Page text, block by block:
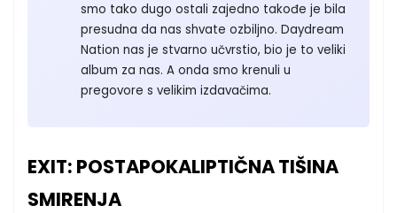
smo tako dugo ostali zajedno takođe je bila
presudna da nas shvate ozbiljno. Daydream
Nation nas je stvarno učvrstio, bio je to veliki
album za nas. A onda smo krenuli u
pregovore s velikim izdavačima.
EXIT: POSTAPOKALIPTIČNA TIŠINA
SMIRENJA